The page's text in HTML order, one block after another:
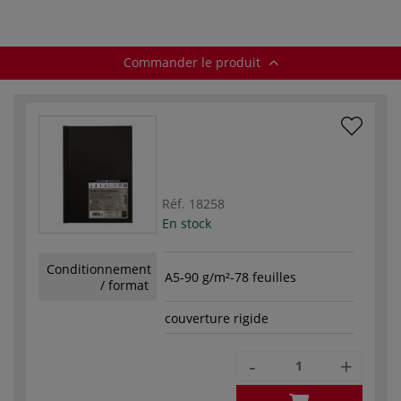
Commander le produit
Réf. 18258
En stock
Conditionnement
/ format
A5-90 g/m²-78 feuilles
couverture rigide
- +